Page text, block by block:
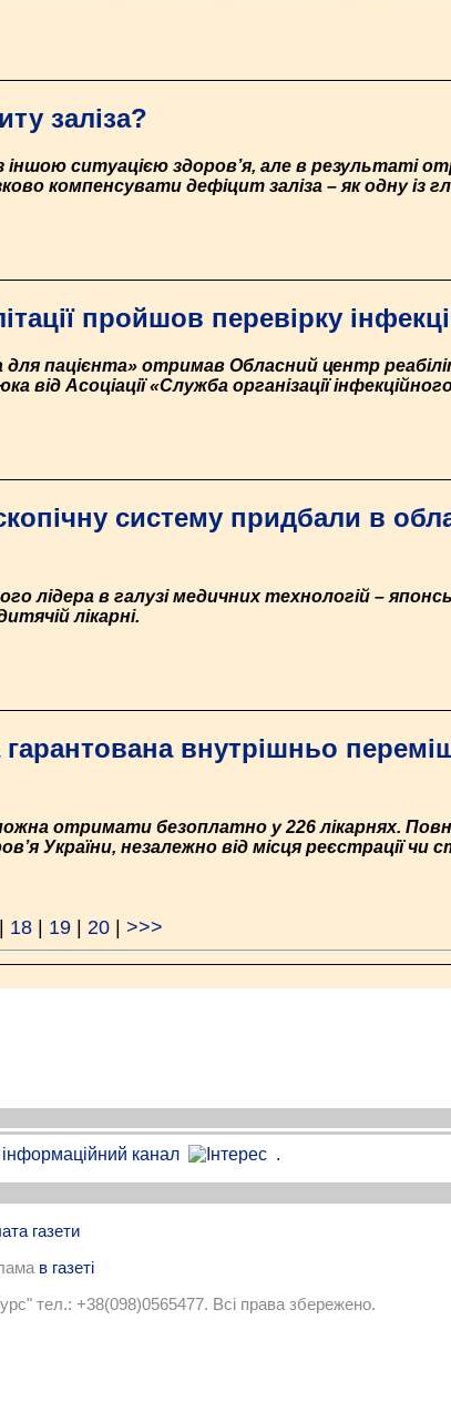
заліза?
ситуацією здоров’я, але в результаті
компенсувати дефіцит заліза – як одну із
пройшов перевірку
пацієнта» отримав Обласний центр
від Асоціації «Служба організації
систему придбали в
лідера в галузі медичних технологій –
лікарні.
внутрішньо
отримати безоплатно у 226 лікарнях.
України, незалежно від місця реєстрації чи
18 19 20 >>>
.
газети
в газеті
тел.: +38(098)0565477. Всi права збережено.